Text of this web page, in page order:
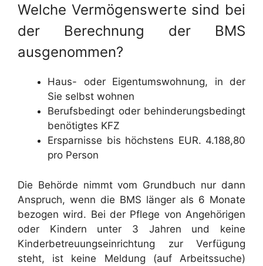
Welche Vermögenswerte sind bei
der Berechnung der BMS
ausgenommen?
Haus- oder Eigentumswohnung, in der
Sie selbst wohnen
Berufsbedingt oder behinderungsbedingt
benötigtes KFZ
Ersparnisse bis höchstens EUR. 4.188,80
pro Person
Die Behörde nimmt vom Grundbuch nur dann
Anspruch, wenn die BMS länger als 6 Monate
bezogen wird. Bei der Pflege von Angehörigen
oder Kindern unter 3 Jahren und keine
Kinderbetreuungseinrichtung zur Verfügung
steht, ist keine Meldung (auf Arbeitssuche)